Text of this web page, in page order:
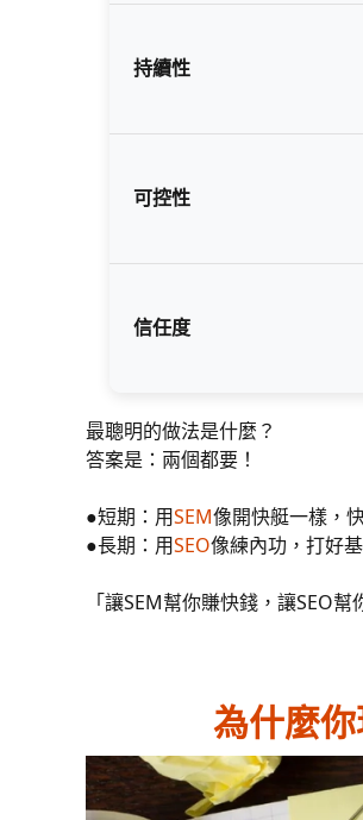
持續性
可控性
信任度
最聰明的做法是什麼？
答案是：兩個都要！
●短期：用SEM像開快艇一樣，
●長期：用SEO像練內功，打好
「讓SEM幫你賺快錢，讓SEO幫
為什麼